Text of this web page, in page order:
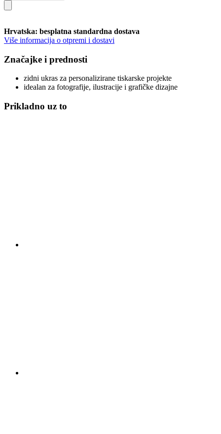
Hrvatska: besplatna standardna dostava
Više informacija o otpremi i dostavi
Značajke i prednosti
zidni ukras za personalizirane tiskarske projekte
idealan za fotografije, ilustracije i grafičke dizajne
Prikladno uz to